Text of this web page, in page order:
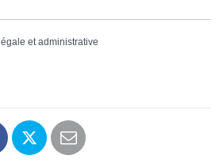
et administrative